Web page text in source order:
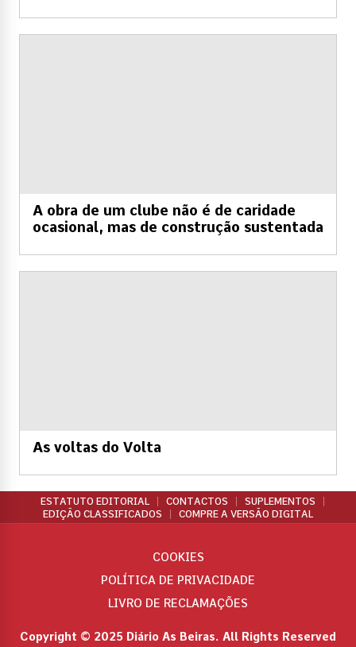
A obra de um clube não é de caridade
ocasional, mas de construção sustentada
As voltas do Volta
ESTATUTO EDITORIAL CONTACTOS
SUPLEMENTOS
EDIÇÃO CLASSIFICADOS
COMPRE A VERSÃO DIGITAL
Copyright © 2025 Diário As Beiras. All Rights Reserved
COOKIES
POLÍTICA DE PRIVACIDADE
LIVRO DE RECLAMAÇÕES